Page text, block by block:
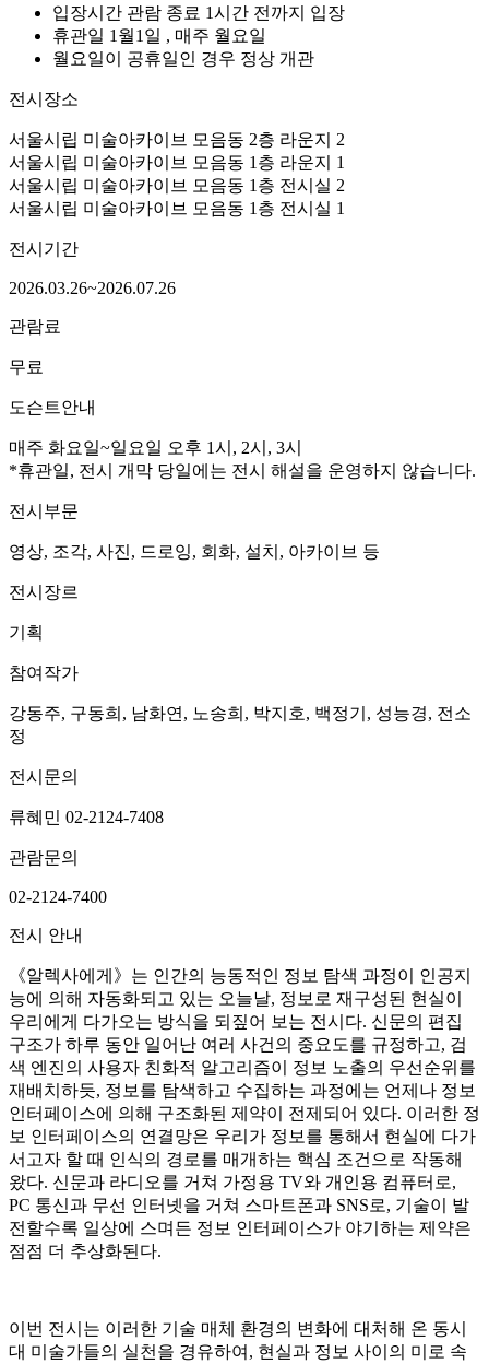
입장시간 관람 종료 1시간 전까지 입장
휴관일 1월1일 , 매주 월요일
월요일이 공휴일인 경우 정상 개관
전시장소
서울시립 미술아카이브 모음동 2층 라운지 2
서울시립 미술아카이브 모음동 1층 라운지 1
서울시립 미술아카이브 모음동 1층 전시실 2
서울시립 미술아카이브 모음동 1층 전시실 1
전시기간
2026.03.26~2026.07.26
관람료
무료
도슨트안내
매주 화요일~일요일 오후 1시, 2시, 3시
*휴관일, 전시 개막 당일에는 전시 해설을 운영하지 않습니다.
전시부문
영상, 조각, 사진, 드로잉, 회화, 설치, 아카이브 등
전시장르
기획
참여작가
강동주, 구동희, 남화연, 노송희, 박지호, 백정기, 성능경, 전소
정
전시문의
류혜민 02-2124-7408
관람문의
02-2124-7400
전시 안내
《알렉사에게》는 인간의 능동적인 정보 탐색 과정이 인공지
능에 의해 자동화되고 있는 오늘날, 정보로 재구성된 현실이
우리에게 다가오는 방식을 되짚어 보는 전시다. 신문의 편집
구조가 하루 동안 일어난 여러 사건의 중요도를 규정하고, 검
색 엔진의 사용자 친화적 알고리즘이 정보 노출의 우선순위를
재배치하듯, 정보를 탐색하고 수집하는 과정에는 언제나 정보
인터페이스에 의해 구조화된 제약이 전제되어 있다. 이러한 정
보 인터페이스의 연결망은 우리가 정보를 통해서 현실에 다가
서고자 할 때 인식의 경로를 매개하는 핵심 조건으로 작동해
왔다. 신문과 라디오를 거쳐 가정용 TV와 개인용 컴퓨터로,
PC 통신과 무선 인터넷을 거쳐 스마트폰과 SNS로, 기술이 발
전할수록 일상에 스며든 정보 인터페이스가 야기하는 제약은
점점 더 추상화된다.
이번 전시는 이러한 기술 매체 환경의 변화에 대처해 온 동시
대 미술가들의 실천을 경유하여, 현실과 정보 사이의 미로 속